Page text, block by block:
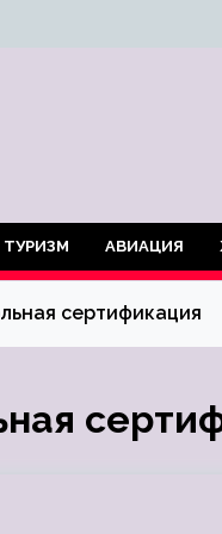
ТУРИЗМ АВИАЦИЯ
сертификация